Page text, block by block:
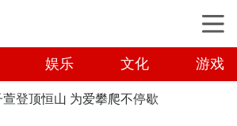
娱乐 文化 游戏
登顶恒山 为爱攀爬不停歇